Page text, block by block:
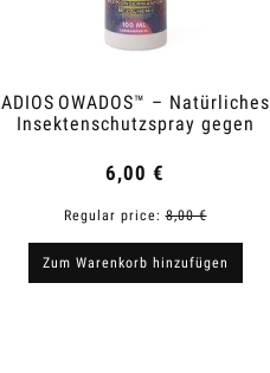
ADIOS OWADOS™ – Natürliches
Insektenschutzspray gegen
6,00 €
Regular price:8,00 €
Zum Warenkorb hinzufügen